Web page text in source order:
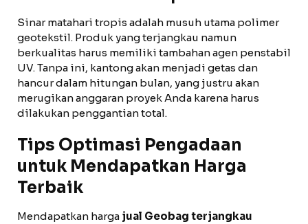
Sinar matahari tropis adalah musuh utama polimer
geotekstil. Produk yang terjangkau namun
berkualitas harus memiliki tambahan agen penstabil
UV. Tanpa ini, kantong akan menjadi getas dan
hancur dalam hitungan bulan, yang justru akan
merugikan anggaran proyek Anda karena harus
dilakukan penggantian total.
Tips Optimasi Pengadaan
untuk Mendapatkan Harga
Terbaik
Mendapatkan harga jual Geobag terjangkau